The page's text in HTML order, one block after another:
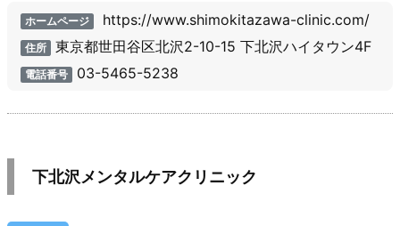
ホームページ https://www.shimokitazawa-clinic.com/
住所 東京都世田谷区北沢2-10-15 下北沢ハイタウン4F
電話番号 03-5465-5238
下北沢メンタルケアクリニック